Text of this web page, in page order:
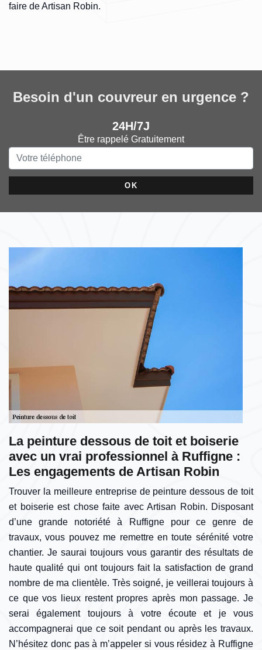
faire de Artisan Robin.
Besoin d'un couvreur en urgence ?
24H/7J
Être rappelé Gratuitement
La peinture dessous de toit et boiserie
avec un vrai professionnel à Ruffigne :
Les engagements de Artisan Robin
Trouver la meilleure entreprise de peinture dessous de toit
et boiserie est chose faite avec Artisan Robin. Disposant
d’une grande notoriété à Ruffigne pour ce genre de
travaux, vous pouvez me remettre en toute sérénité votre
chantier. Je saurai toujours vous garantir des résultats de
haute qualité qui ont toujours fait la satisfaction de grand
nombre de ma clientèle. Très soigné, je veillerai toujours à
ce que vos lieux restent propres après mon passage. Je
serai également toujours à votre écoute et je vous
accompagnerai que ce soit pendant ou après les travaux.
N’hésitez donc pas à m’appeler si vous résidez à Ruffigne